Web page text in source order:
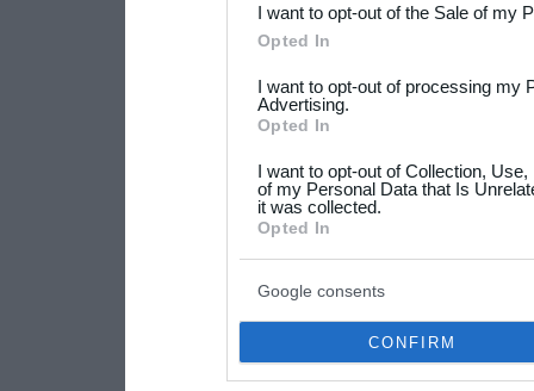
Please note that this
not limited to your visit or
your data for below
consent section.
I want to opt-out of the Sale of my
Opted In
I want to opt-out of processing my
Advertising.
Opted In
I want to opt-out of Collection,
of my Personal Data that Is
it was collected.
Opted In
Google consents
CONFIRM